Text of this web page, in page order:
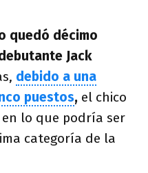
quedó décimo
Jack
debido a una
puestos, el chico
lo que podría ser
categoría de la